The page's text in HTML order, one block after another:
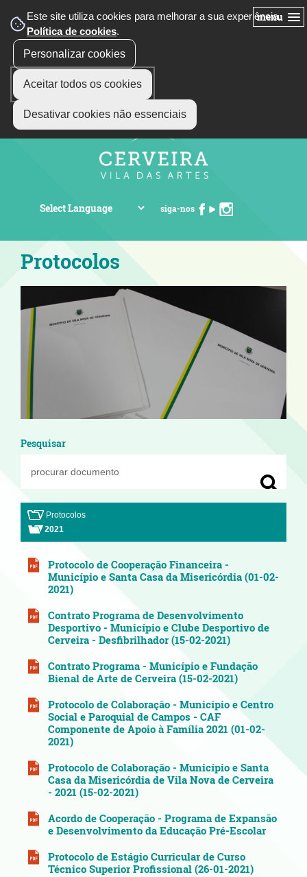
Este site utiliza cookies para melhorar a sua experiência.
Política de cookies.
Personalizar cookies
Aceitar todos os cookies
Desativar cookies não essenciais
menu
siga-nos
Protocolos
Pesquisar
Protocolos
2021
Protocolo de Cooperação Financeira -
Município e Santa Casa da Misericórdia (01-02-
2021)
Contrato Programa de Desenvolvimento
Desportivo - Município e Clube Desportivo de
Cerveira - Desfibrilhador (15-02-2021)
Contrato Programa - Município e Fundação
Bienal de Arte de Cerveira (15-02-2021)
Protocolo de Colaboração - Município e Centro
Social e Paroquial de Campos - CAF
Componente de Apoio à Família 2021 (01-02-
2021)
Protocolo de Colaboração - Município e Santa
Casa da Misericórdia de Vila Nova de Cerveira
- 2021 (15-02-2021)
Acordo de Cooperação - Programa de Expansão
e Desenvolvimento da Educação Pré-Escolar
Protocolo de Estágio Curricular de Curso
Técnico Superior Profissional (26-01-2021)